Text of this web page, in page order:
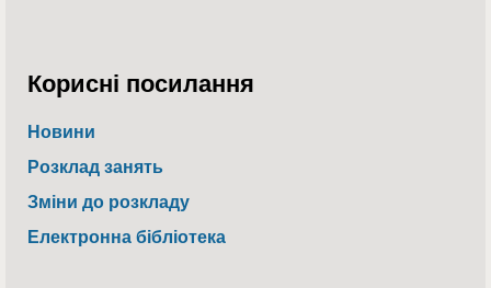
Корисні посилання
Новини
Розклад занять
Зміни до розкладу
Електронна бібліотека